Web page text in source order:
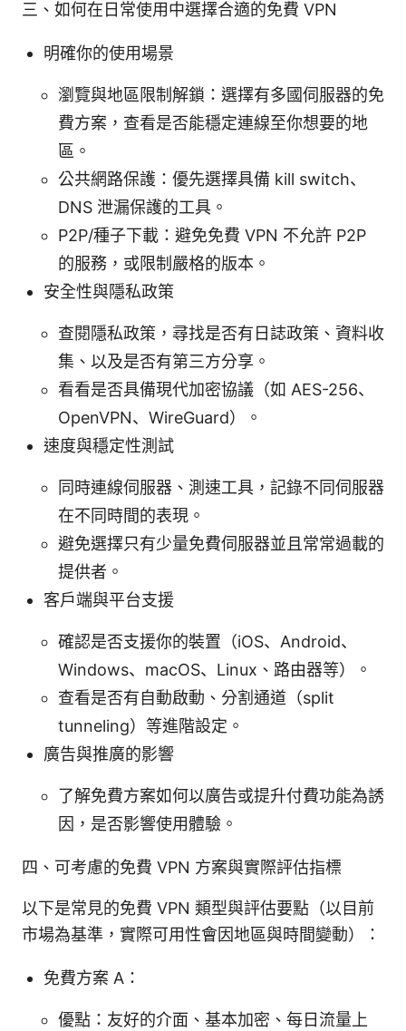
三、如何在日常使用中選擇合適的免費 VPN
明確你的使用場景
瀏覽與地區限制解鎖：選擇有多國伺服器的免
費方案，查看是否能穩定連線至你想要的地
區。
公共網路保護：優先選擇具備 kill switch、
DNS 泄漏保護的工具。
P2P/種子下載：避免免費 VPN 不允許 P2P
的服務，或限制嚴格的版本。
安全性與隱私政策
查閱隱私政策，尋找是否有日誌政策、資料收
集、以及是否有第三方分享。
看看是否具備現代加密協議（如 AES-256、
OpenVPN、WireGuard）。
速度與穩定性測試
同時連線伺服器、測速工具，記錄不同伺服器
在不同時間的表現。
避免選擇只有少量免費伺服器並且常常過載的
提供者。
客戶端與平台支援
確認是否支援你的裝置（iOS、Android、
Windows、macOS、Linux、路由器等）。
查看是否有自動啟動、分割通道（split
tunneling）等進階設定。
廣告與推廣的影響
了解免費方案如何以廣告或提升付費功能為誘
因，是否影響使用體驗。
四、可考慮的免費 VPN 方案與實際評估指標
以下是常見的免費 VPN 類型與評估要點（以目前
市場為基準，實際可用性會因地區與時間變動）：
免費方案 A：
優點：友好的介面、基本加密、每日流量上